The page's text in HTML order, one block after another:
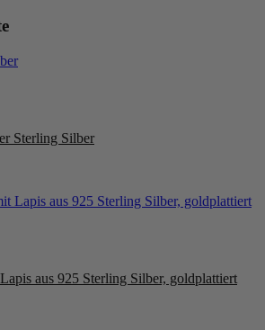
Sterling Silber
aus 925 Sterling Silber, goldplattiert